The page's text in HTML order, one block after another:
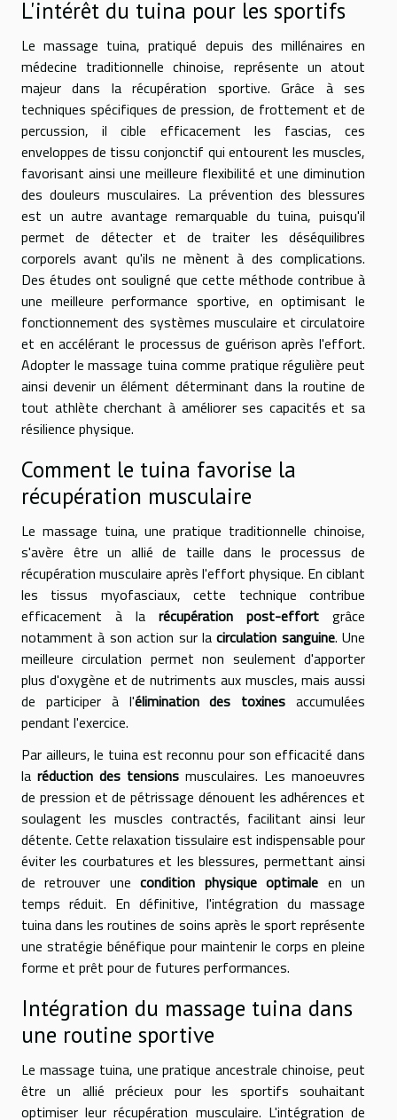
L'intérêt du tuina pour les sportifs
Le massage tuina, pratiqué depuis des millénaires en
médecine traditionnelle chinoise, représente un atout
majeur dans la récupération sportive. Grâce à ses
techniques spécifiques de pression, de frottement et de
percussion, il cible efficacement les fascias, ces
enveloppes de tissu conjonctif qui entourent les muscles,
favorisant ainsi une meilleure flexibilité et une diminution
des douleurs musculaires. La prévention des blessures
est un autre avantage remarquable du tuina, puisqu'il
permet de détecter et de traiter les déséquilibres
corporels avant qu'ils ne mènent à des complications.
Des études ont souligné que cette méthode contribue à
une meilleure performance sportive, en optimisant le
fonctionnement des systèmes musculaire et circulatoire
et en accélérant le processus de guérison après l'effort.
Adopter le massage tuina comme pratique régulière peut
ainsi devenir un élément déterminant dans la routine de
tout athlète cherchant à améliorer ses capacités et sa
résilience physique.
Comment le tuina favorise la
récupération musculaire
Le massage tuina, une pratique traditionnelle chinoise,
s'avère être un allié de taille dans le processus de
récupération musculaire après l'effort physique. En ciblant
les tissus myofasciaux, cette technique contribue
efficacement à la récupération post-effort grâce
notamment à son action sur lacirculation sanguine. Une
meilleure circulation permet non seulement d'apporter
plus d'oxygène et de nutriments aux muscles, mais aussi
de participer à l'élimination des toxines accumulées
pendant l'exercice.
Par ailleurs, le tuina est reconnu pour son efficacité dans
la réduction des tensions musculaires. Les manoeuvres
de pression et de pétrissage dénouent les adhérences et
soulagent les muscles contractés, facilitant ainsi leur
détente. Cette relaxation tissulaire est indispensable pour
éviter les courbatures et les blessures, permettant ainsi
de retrouver unecondition physique optimale en un
temps réduit. En définitive, l'intégration du massage
tuina dans les routines de soins après le sport représente
une stratégie bénéfique pour maintenir le corps en pleine
forme et prêt pour de futures performances.
Intégration du massage tuina dans
une routine sportive
Le massage tuina, une pratique ancestrale chinoise, peut
être un allié précieux pour les sportifs souhaitant
optimiser leur récupération musculaire. L'intégration de